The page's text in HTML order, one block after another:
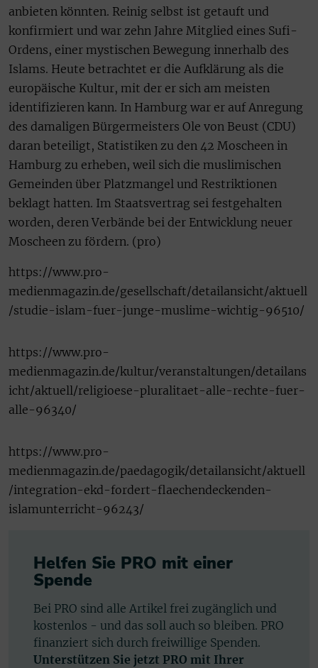
anbieten könnten. Reinig selbst ist getauft und
konfirmiert und war zehn Jahre Mitglied eines Sufi-
Ordens, einer mystischen Bewegung innerhalb des
Islams. Heute betrachtet er die Aufklärung als die
europäische Kultur, mit der er sich am meisten
identifizieren kann. In Hamburg war er auf Anregung
des damaligen Bürgermeisters Ole von Beust (CDU)
daran beteiligt, Statistiken zu den 42 Moscheen in
Hamburg zu erheben, weil sich die muslimischen
Gemeinden über Platzmangel und Restriktionen
beklagt hatten. Im Staatsvertrag sei festgehalten
worden, deren Verbände bei der Entwicklung neuer
Moscheen zu fördern. (pro)
https://www.pro-
medienmagazin.de/gesellschaft/detailansicht/aktuell
/studie-islam-fuer-junge-muslime-wichtig-96510/
https://www.pro-
medienmagazin.de/kultur/veranstaltungen/detailans
icht/aktuell/religioese-pluralitaet-alle-rechte-fuer-
alle-96340/
https://www.pro-
medienmagazin.de/paedagogik/detailansicht/aktuell
/integration-ekd-fordert-flaechendeckenden-
islamunterricht-96243/
Helfen Sie PRO mit einer
Spende
Bei PRO sind alle Artikel frei zugänglich und
kostenlos - und das soll auch so bleiben. PRO
finanziert sich durch freiwillige Spenden.
Unterstützen Sie jetzt PRO mit Ihrer